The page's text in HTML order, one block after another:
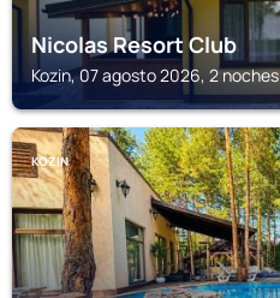
Nicolas Resort Club
Kozin, 07 agosto 2026, 2 noches
KOZIN